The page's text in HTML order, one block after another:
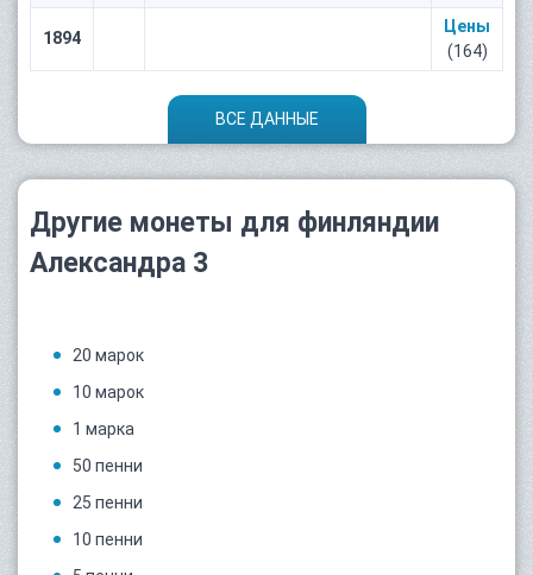
1894
Цены
(164)
ВСЕ ДАННЫЕ
Другие монеты для финляндии
Александра 3
20 марок
10 марок
1 марка
50 пенни
25 пенни
10 пенни